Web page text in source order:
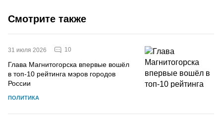
Смотрите также
31 июля 2026 10
Глава Магнитогорска впервые вошёл
в топ-10 рейтинга мэров городов
России
ПОЛИТИКА